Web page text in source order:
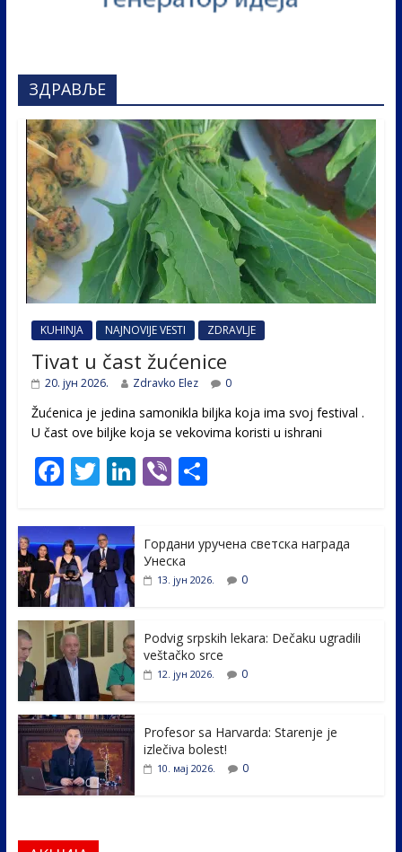
ЗДРАВЉЕ
KUHINJA NAJNOVIJE VESTI ZDRAVLJE
Tivat u čast žućenice
20. јун 2026. Zdravko Elez 0
Žućenica je jedina samonikla biljka koja ima svoj festival .
U čast ovе biljke koja se vekovima koristi u ishrani
F
e
b
o
o
k
T
itt
er
Li
e
dI
Vi S
e
Гордани уручена светска награда
Унеска
13. јун 2026. 0
Podvig srpskih lekara: Dečaku ugradili
veštačko srce
12. јун 2026. 0
Profesor sa Harvarda: Starenje je
izlečiva bolest!
10. мај 2026. 0